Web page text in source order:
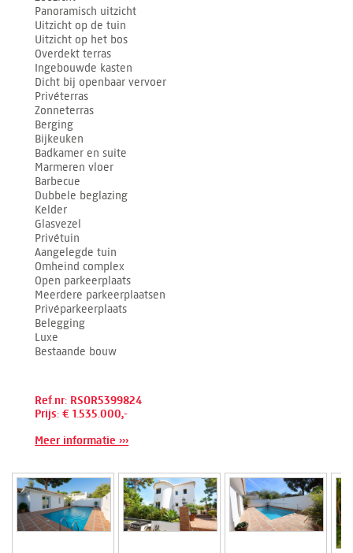
Panoramisch uitzicht
Uitzicht op de tuin
Uitzicht op het bos
Overdekt terras
Ingebouwde kasten
Dicht bij openbaar vervoer
Privéterras
Zonneterras
Berging
Bijkeuken
Badkamer en suite
Marmeren vloer
Barbecue
Dubbele beglazing
Kelder
Glasvezel
Privétuin
Aangelegde tuin
Omheind complex
Open parkeerplaats
Meerdere parkeerplaatsen
Privéparkeerplaats
Belegging
Luxe
Bestaande bouw
Ref.nr: RSOR5399824
Prijs: € 1.535.000,-
Meer informatie ›››